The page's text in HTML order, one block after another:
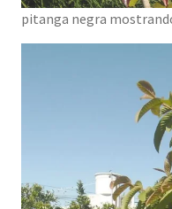
pitanga negra